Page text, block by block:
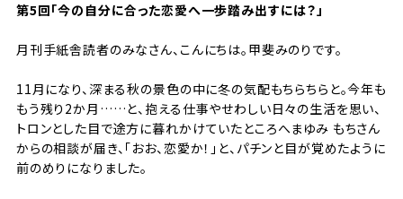
第5回「今の自分に合った恋愛へ一歩踏み出すには？」
月刊手紙舎読者のみなさん、こんにちは。甲斐みのりです。
11月になり、深まる秋の景色の中に冬の気配もちらちらと。今年も
もう残り2か月……と、抱える仕事やせわしい日々の生活を思い、
トロンとした目で途方に暮れかけていたところへまゆみ もちさん
からの相談が届き、「おお、恋愛か！」と、パチンと目が覚めたように
前のめりになりました。